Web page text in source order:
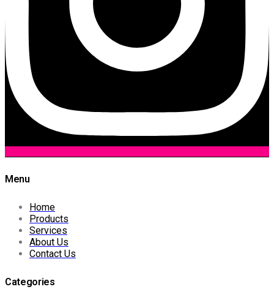
Menu
Home
Products
Services
About Us
Contact Us
Categories